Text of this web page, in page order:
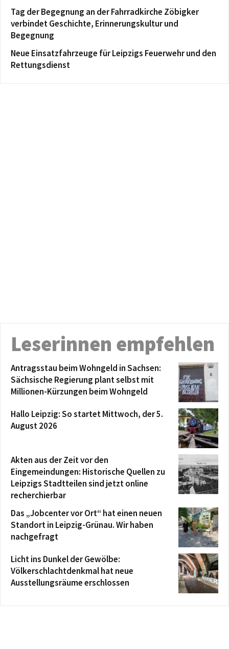
Tag der Begegnung an der Fahrradkirche Zöbigker
verbindet Geschichte, Erinnerungskultur und
Begegnung
Neue Einsatzfahrzeuge für Leipzigs Feuerwehr und den
Rettungsdienst
Leserinnen empfehlen
Antragsstau beim Wohngeld in Sachsen:
Sächsische Regierung plant selbst mit
Millionen-Kürzungen beim Wohngeld
Hallo Leipzig: So startet Mittwoch, der 5.
August 2026
Akten aus der Zeit vor den
Eingemeindungen: Historische Quellen zu
Leipzigs Stadtteilen sind jetzt online
recherchierbar
Das „Jobcenter vor Ort“ hat einen neuen
Standort in Leipzig-Grünau. Wir haben
nachgefragt
Licht ins Dunkel der Gewölbe:
Völkerschlachtdenkmal hat neue
Ausstellungsräume erschlossen